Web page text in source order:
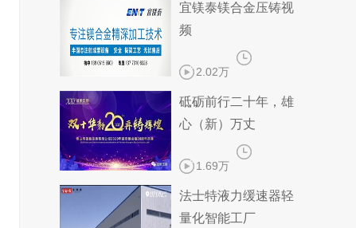
宜镁泰镁合金压铸视
频
2.02万
砥砺前行二十年，雄
心（新）万丈
1.69万
法士特液力缓速器轻
量化智能工厂